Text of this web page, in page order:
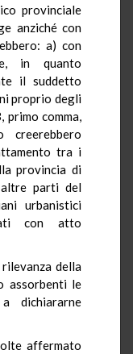
provinciale
anziché con
a) con
in quanto
il suddetto
proprio degli
comma,
creerebbero
tra i
provincia di
parti del
urbanistici
con atto
della
assorbenti le
dichiararne
affermato